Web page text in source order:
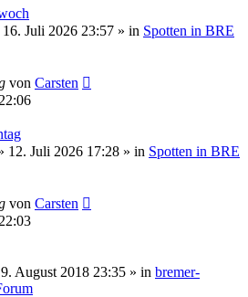
16. Juli 2026 23:57 » in Spotten in BRE
von Carsten
12. Juli 2026 17:28 » in Spotten in BRE
von Carsten
August 2018 23:35 » in bremer-